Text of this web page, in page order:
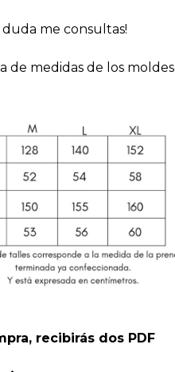
me consultas!
de medidas de los moldes
recibirás dos PDF